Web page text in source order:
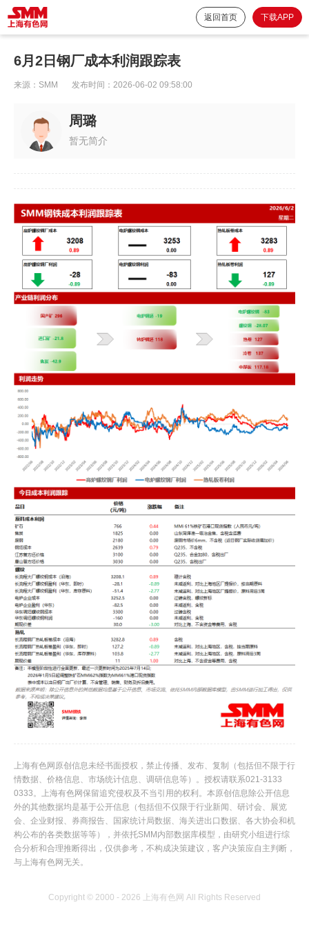
返回首页 下载APP
6月2日钢厂成本利润跟踪表
来源： SMM 发布时间： 2026-06-02 09:58:00
周璐
暂无简介
上海有色网原创信息未经书面授权，禁止传播、发布、复制（包括但不限于行
情数据、价格信息、市场统计信息、调研信息等）。授权请联系021-3133
0333。上海有色网保留追究侵权及不当引用的权利。本原创信息除公开信息
外的其他数据均是基于公开信息（包括但不仅限于行业新闻、研讨会、展览
会、企业财报、券商报告、国家统计局数据、海关进出口数据、各大协会和机
构公布的各类数据等等），并依托SMM内部数据库模型，由研究小组进行综
合分析和合理推断得出，仅供参考，不构成决策建议，客户决策应自主判断，
与上海有色网无关。
Copyright © 2000 - 2026 上海有色网 All Rights Reserved